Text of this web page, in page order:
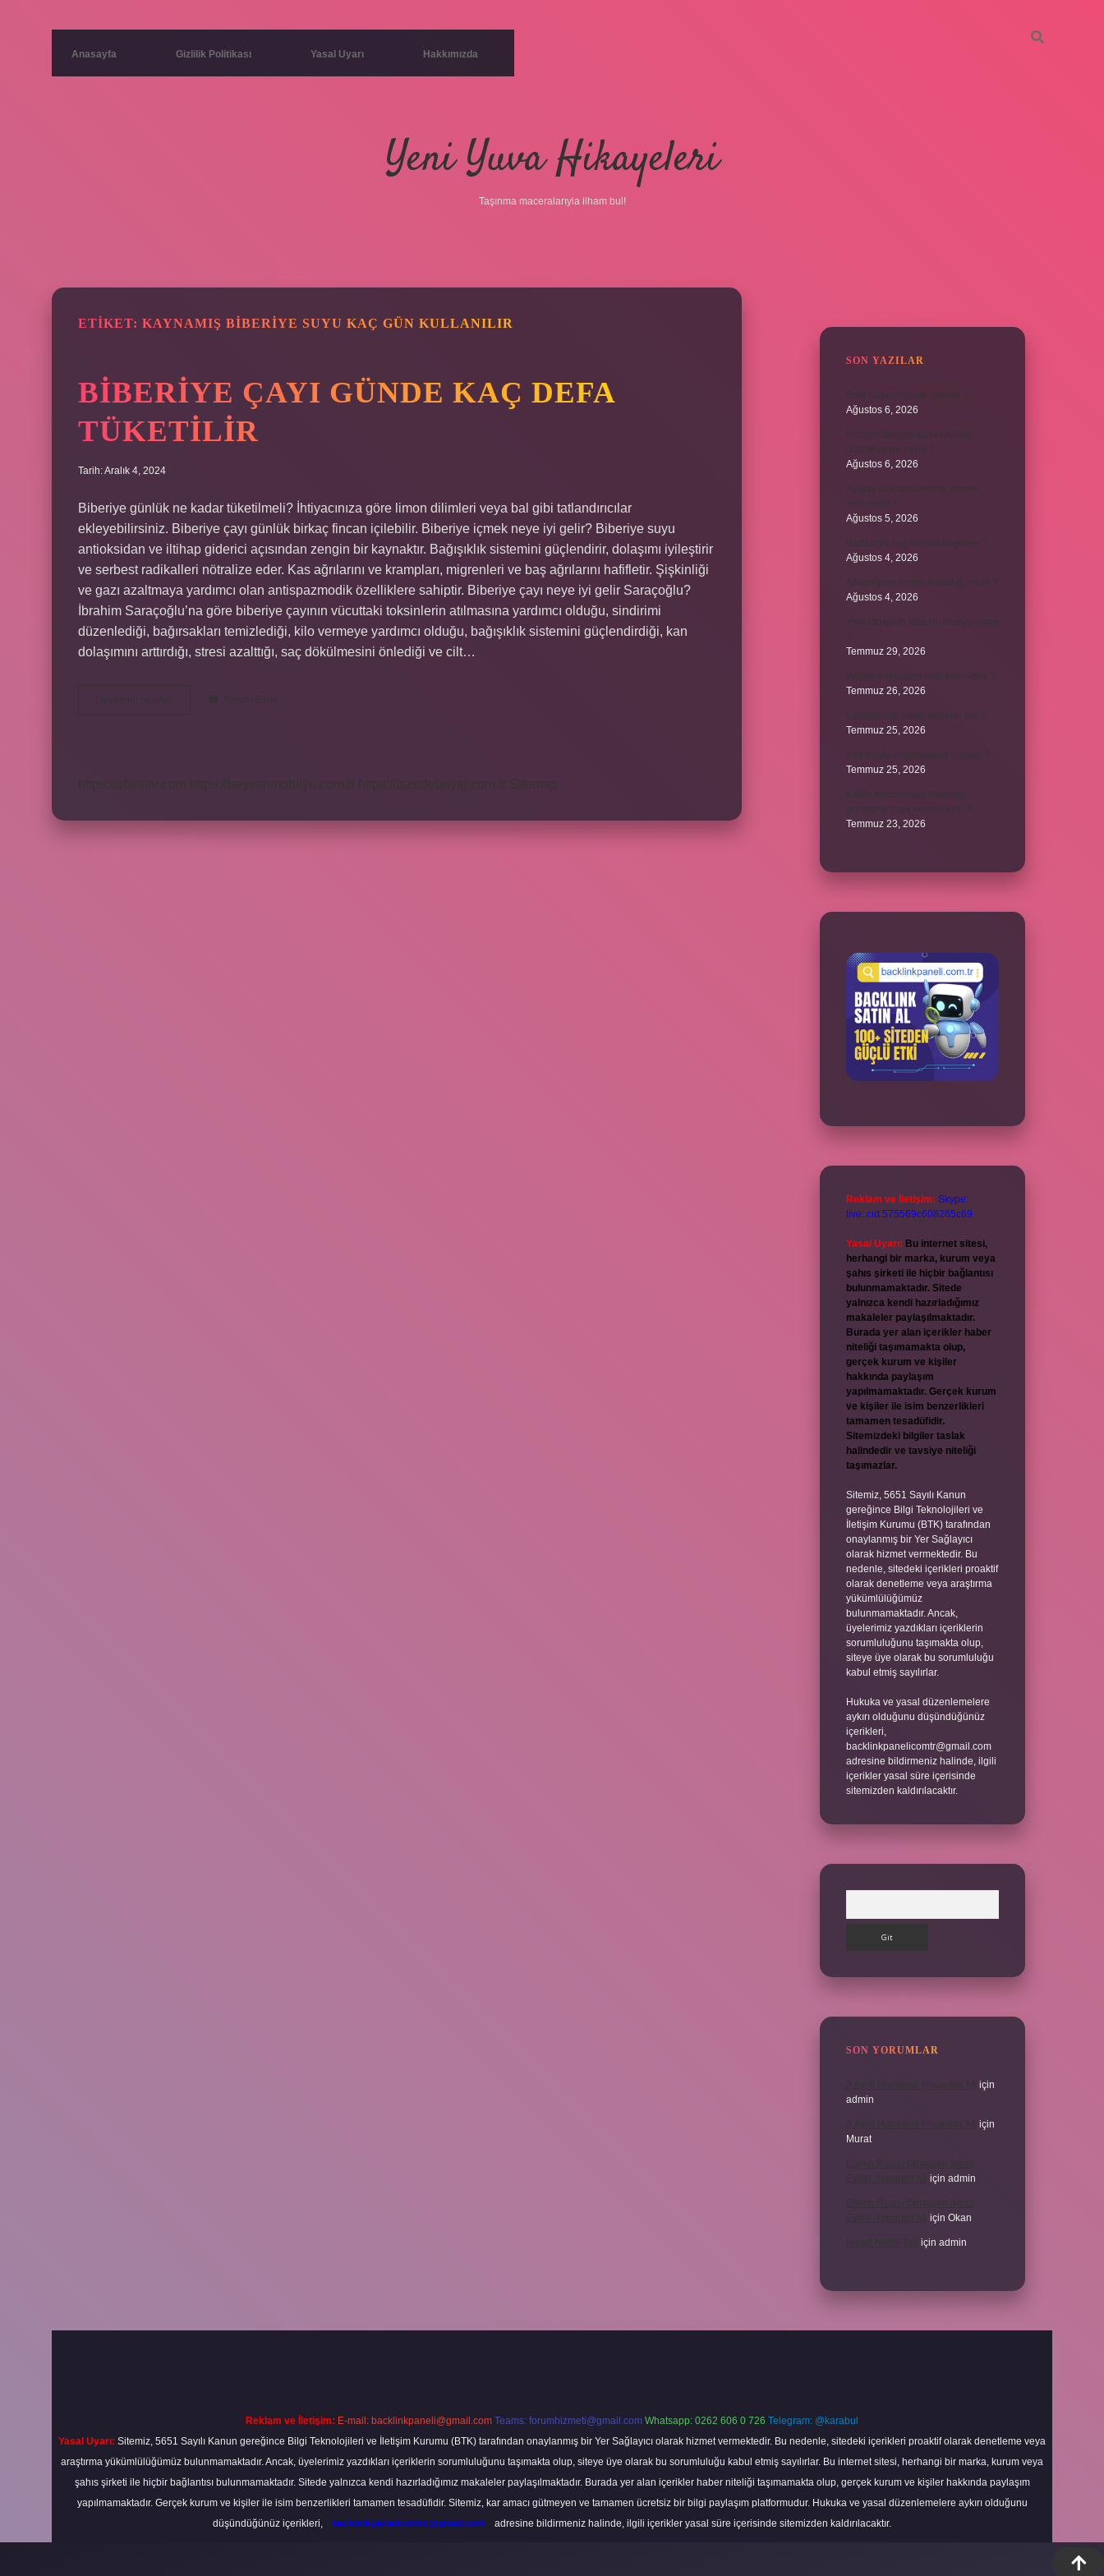
Anasayfa Gizlilik Politikası Yasal Uyarı Hakkımızda
Yeni Yuva Hikayeleri
Taşınma maceralarıyla ilham bul!
ETIKET: KAYNAMIŞ BIBERIYE SUYU KAÇ GÜN KULLANILIR
BIBERIYE ÇAYI GÜNDE KAÇ DEFA
TÜKETILIR
Tarih: Aralık 4, 2024
Biberiye günlük ne kadar tüketilmeli? İhtiyacınıza göre limon dilimleri veya bal gibi tatlandırıcılar
ekleyebilirsiniz. Biberiye çayı günlük birkaç fincan içilebilir. Biberiye içmek neye iyi gelir? Biberiye suyu
antioksidan ve iltihap giderici açısından zengin bir kaynaktır. Bağışıklık sistemini güçlendirir, dolaşımı iyileştirir
ve serbest radikalleri nötralize eder. Kas ağrılarını ve krampları, migrenleri ve baş ağrılarını hafifletir. Şişkinliği
ve gazı azaltmaya yardımcı olan antispazmodik özelliklere sahiptir. Biberiye çayı neye iyi gelir Saraçoğlu?
İbrahim Saraçoğlu’na göre biberiye çayının vücuttaki toksinlerin atılmasına yardımcı olduğu, sindirimi
düzenlediği, bağırsakları temizlediği, kilo vermeye yardımcı olduğu, bağışıklık sistemini güçlendirdiği, kan
dolaşımını arttırdığı, stresi azalttığı, saç dökülmesini önlediği ve cilt…
https://beysanmobilya.com.tr https://bastdebriyaj.com.tr Sitemap
SON YAZILAR
Emir buyurmak ne demek ?
Ağustos 6, 2026
Kur’an’ı baştan sona okuyup
bitirmeye ne denir ?
Ağustos 6, 2026
Ay gibi gök cisimlerine verilen
isim nedir ?
Ağustos 5, 2026
Barbunya kaç dakika haşlanır ?
Ağustos 4, 2026
Alüminyum kemik hastalığı nedir ?
Ağustos 4, 2026
Yeni tanışılan kıza ne hediye alınır
?
Temmuz 29, 2026
Whitney Houston sesi kaç oktav ?
Temmuz 26, 2026
Lazistan’da hangi şehirler var ?
Temmuz 25, 2026
Kilit modu engelledi ne demek ?
Temmuz 25, 2026
Kadın kocasından habersiz
annesine para verebilir mi ?
Temmuz 23, 2026
Reklam ve İletişim: Skype:
live:.cid.575569c608265c69
Yasal Uyarı: Bu internet sitesi,
herhangi bir marka, kurum veya
şahıs şirketi ile hiçbir bağlantısı
bulunmamaktadır. Sitede
yalnızca kendi hazırladığımız
makaleler paylaşılmaktadır.
Burada yer alan içerikler haber
niteliği taşımamakta olup,
gerçek kurum ve kişiler
hakkında paylaşım
yapılmamaktadır. Gerçek kurum
ve kişiler ile isim benzerlikleri
tamamen tesadüfidir.
Sitemizdeki bilgiler taslak
halindedir ve tavsiye niteliği
taşımazlar.
Sitemiz, 5651 Sayılı Kanun
gereğince Bilgi Teknolojileri ve
İletişim Kurumu (BTK) tarafından
onaylanmış bir Yer Sağlayıcı
olarak hizmet vermektedir. Bu
nedenle, sitedeki içerikleri proaktif
olarak denetleme veya araştırma
yükümlülüğümüz
bulunmamaktadır. Ancak,
üyelerimiz yazdıkları içeriklerin
sorumluluğunu taşımakta olup,
siteye üye olarak bu sorumluluğu
kabul etmiş sayılırlar.
Hukuka ve yasal düzenlemelere
aykırı olduğunu düşündüğünüz
içerikleri,
backlinkpanelicomtr@gmail.com
adresine bildirmeniz halinde, ilgili
içerikler yasal süre içerisinde
sitemizden kaldırılacaktır.
SON YORUMLAR
için
admin
için
Murat
için admin
için Okan
için admin
Reklam ve İletişim: E-mail: backlinkpaneli@gmail.com Teams: forumhizmeti@gmail.com Whatsapp: 0262 606 0 726 Telegram: @karabul
Yasal Uyarı: Sitemiz, 5651 Sayılı Kanun gereğince Bilgi Teknolojileri ve İletişim Kurumu (BTK) tarafından onaylanmış bir Yer Sağlayıcı olarak hizmet vermektedir. Bu nedenle, sitedeki içerikleri proaktif olarak denetleme veya
araştırma yükümlülüğümüz bulunmamaktadır. Ancak, üyelerimiz yazdıkları içeriklerin sorumluluğunu taşımakta olup, siteye üye olarak bu sorumluluğu kabul etmiş sayılırlar. Bu internet sitesi, herhangi bir marka, kurum veya
şahıs şirketi ile hiçbir bağlantısı bulunmamaktadır. Sitede yalnızca kendi hazırladığımız makaleler paylaşılmaktadır. Burada yer alan içerikler haber niteliği taşımamakta olup, gerçek kurum ve kişiler hakkında paylaşım
yapılmamaktadır. Gerçek kurum ve kişiler ile isim benzerlikleri tamamen tesadüfidir. Sitemiz, kar amacı gütmeyen ve tamamen ücretsiz bir bilgi paylaşım platformudur. Hukuka ve yasal düzenlemelere aykırı olduğunu
düşündüğünüz içerikleri,
backlinkpanelicomtr@gmail.com adresine bildirmeniz halinde, ilgili içerikler yasal süre içerisinde sitemizden kaldırılacaktır.
Scroll
to